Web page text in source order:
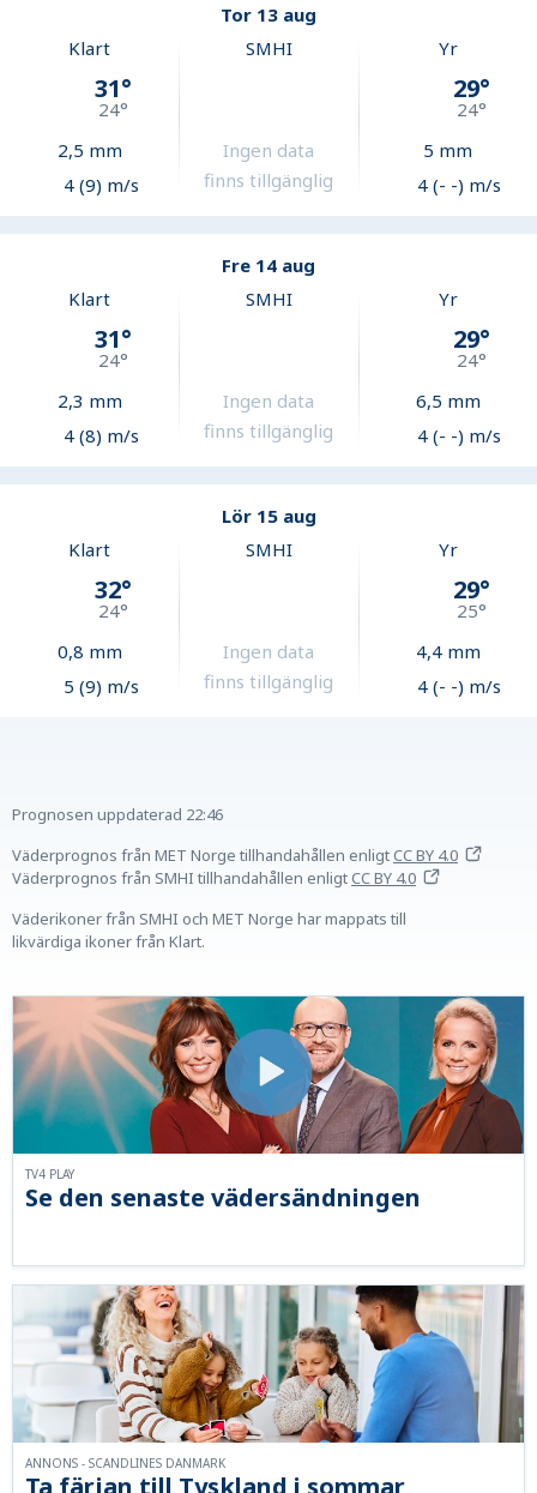
Tor 13 aug
Klart
31°
24°
2,5 mm
4 (9) m/s
SMHI
Ingen data
finns tillgänglig
Yr
29°
24°
5 mm
4 (- -) m/s
Fre 14 aug
Klart
31°
24°
2,3 mm
4 (8) m/s
SMHI
Ingen data
finns tillgänglig
Yr
29°
24°
6,5 mm
4 (- -) m/s
Lör 15 aug
Klart
32°
24°
0,8 mm
5 (9) m/s
SMHI
Ingen data
finns tillgänglig
Yr
29°
25°
4,4mm
4 (- -) m/s
Prognosen uppdaterad 22:46
Väderprognos från MET Norge tillhandahållen enligtCC BY 4.0
Väderprognos från SMHI tillhandahållen enligtCC BY 4.0
Väderikoner från SMHI och MET Norge har mappats till
likvärdiga ikoner från Klart.
Se den senaste vädersändningen
TV4 PLAY
ANNONS - SCANDLINES DANMARK